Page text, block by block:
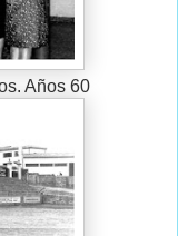
Años 60